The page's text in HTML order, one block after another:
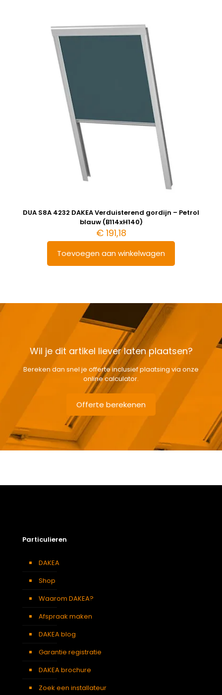
DUA S8A 4232 DAKEA Verduisterend gordijn – Petrol
blauw (B114xH140)
€191,18
Toevoegen aan winkelwagen
Wil je dit artikel liever laten plaatsen?
Bereken dan snel je offerte inclusief plaatsing via onze
online calculator.
Offerte berekenen
Kleur :
Verduisterend
gordijn
Particulieren
DAKEA
Shop
Waarom DAKEA?
Afspraak maken
DAKEA blog
Garantie registratie
DAKEA brochure
Zoek een installateur